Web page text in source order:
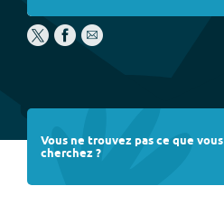
Vous ne trouvez pas ce que vous
cherchez ?